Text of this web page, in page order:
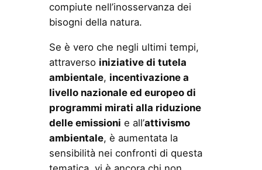
compiute nell’inosservanza dei
bisogni della natura.
Se è vero che negli ultimi tempi,
attraverso iniziative di tutela
ambientale, incentivazione a
livello nazionale ed europeo di
programmi mirati alla riduzione
delle emissioni e all’attivismo
ambientale, è aumentata la
sensibilità nei confronti di questa